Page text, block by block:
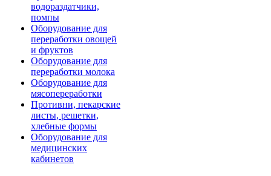
водораздатчики,
помпы
Оборудование для
переработки овощей
и фруктов
Оборудование для
переработки молока
Оборудование для
мясопереработки
Противни, пекарские
листы, решетки,
хлебные формы
Оборудование для
медицинских
кабинетов